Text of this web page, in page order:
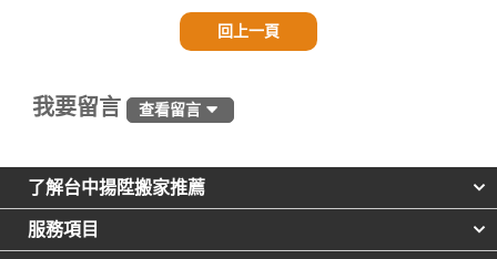
回上一頁
我要留言 查看留言
了解台中揚陞搬家推薦
服務項目